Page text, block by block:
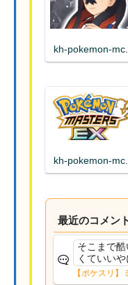
kh-pokemon-
kh-pokemon-
最近のコメント
そこまで
くていい
さえあん
【ポケスリ